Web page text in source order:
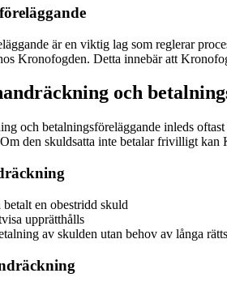
är en viktig lag som reglerar
Kronofogden. Detta innebär att
och
och betalningsföreläggande inleds
den skuldsatta inte betalar frivilligt
en obestridd skuld
upprätthålls
av skulden utan behov av långa